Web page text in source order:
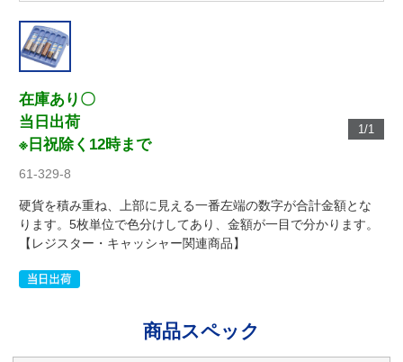
1/1
在庫あり〇
当日出荷
※日祝除く12時まで
61-329-8
硬貨を積み重ね、上部に見える一番左端の数字が合計金額とな
ります。5枚単位で色分けしてあり、金額が一目で分かります。
【レジスター・キャッシャー関連商品】
商品スペック